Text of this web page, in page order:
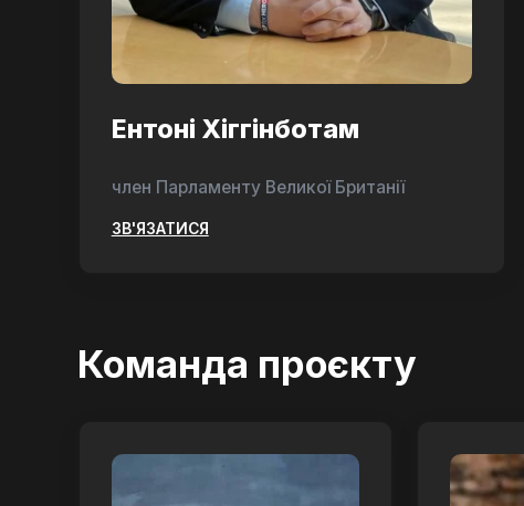
Ентоні Хіггінботам
член Парламенту Великої Британії
ЗВ'ЯЗАТИСЯ
Команда проєкту